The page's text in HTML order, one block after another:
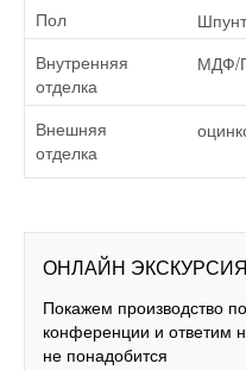
Пол
Внутренняя
отделка
МДФ/
Внешняя
отделка
ОНЛАЙН
Покажем производство
конференции и ответим
не понадобится